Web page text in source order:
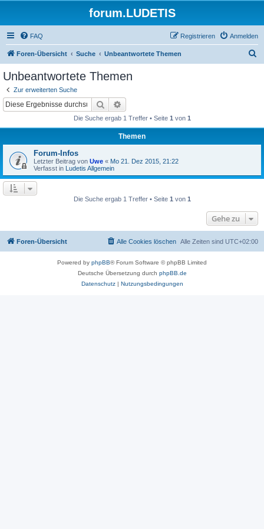
forum.LUDETIS
FAQ Anmelden
Registrieren
Foren-Übersicht Suche Unbeantwortete Themen
Unbeantwortete Themen
Zur erweiterten Suche
Suche
Die Suche ergab 1 Treffer • Seite 1 von 1
Themen
Forum-Infos
Letzter Beitrag von Uwe « Mo 21. Dez 2015, 21:22
Verfasst in Ludetis Allgemein
Die Suche ergab 1 Treffer • Seite 1 von 1
Gehe zu
Foren-Übersicht Alle Zeiten sind UTC+02:00
Alle Cookies löschen
Powered by phpBB® Forum Software © phpBB Limited
Deutsche Übersetzung durch phpBB.de
Datenschutz| Nutzungsbedingungen